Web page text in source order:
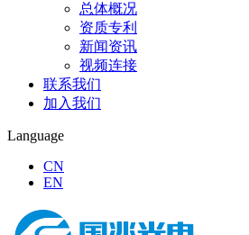
总体概况
资质专利
新闻资讯
视频连接
联系我们
加入我们
Language
CN
EN